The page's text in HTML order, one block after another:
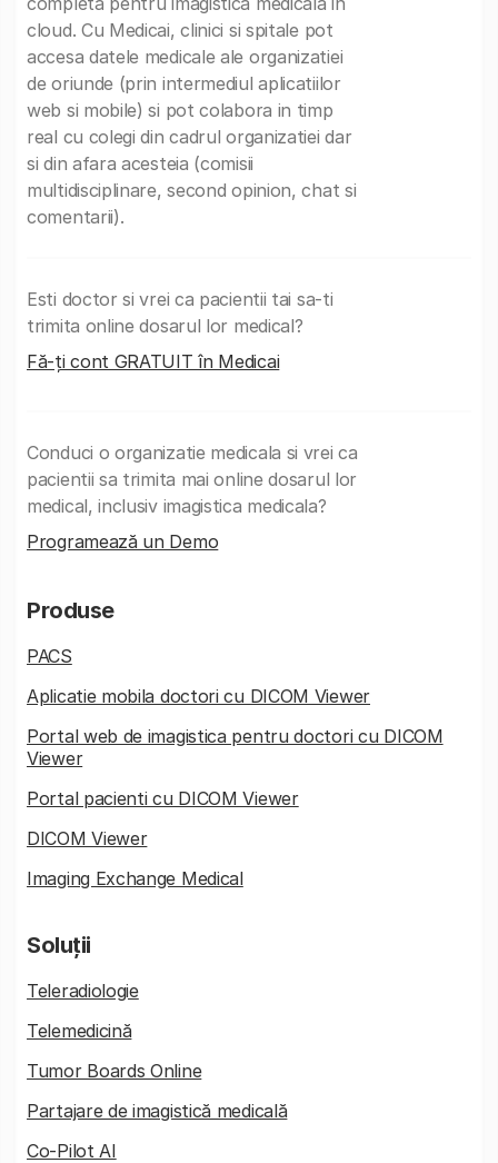
cloud. Cu Medicai, clinici si spitale pot
accesa datele medicale ale organizatiei
de oriunde (prin intermediul aplicatiilor
web si mobile) si pot colabora in timp
real cu colegi din cadrul organizatiei dar
si din afara acesteia (comisii
multidisciplinare, second opinion, chat si
comentarii).
Esti doctor si vrei ca pacientii tai sa-ti
trimita online dosarul lor medical?
Fă-ți cont GRATUIT în Medicai
Conduci o organizatie medicala si vrei ca
pacientii sa trimita mai online dosarul lor
medical, inclusiv imagistica medicala?
Programează un Demo
Produse
PACS
Aplicatie mobila doctori cu DICOM Viewer
Portal web de imagistica pentru doctori cu DICOM
Viewer
Portal pacienti cu DICOM Viewer
DICOM Viewer
Imaging Exchange Medical
Soluții
Teleradiologie
Telemedicină
Tumor Boards Online
Partajare de imagistică medicală
Co-Pilot AI